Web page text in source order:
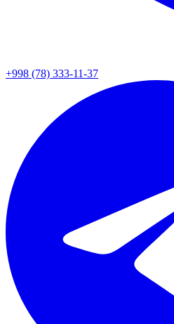
+998 (78) 333-11-37